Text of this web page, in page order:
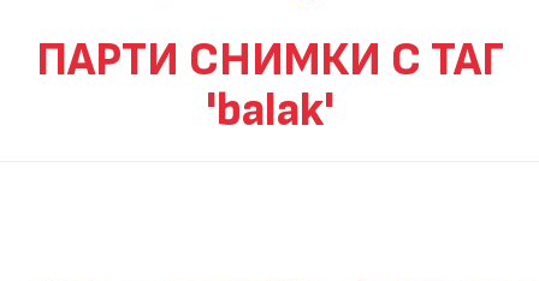
ПАРТИ СНИМКИ С ТАГ
'balak'